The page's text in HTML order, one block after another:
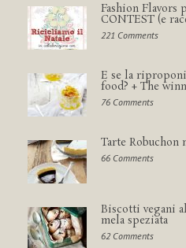
Fashion Flavors
CONTEST (e
221 Comments
E se la
food? + The
76 Comments
Tarte
66 Comments
Biscotti vegani
mela speziata
62 Comments